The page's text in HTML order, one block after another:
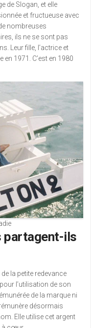
de Slogan, et elle
et fructueuse avec
nombreuses
ils ne se sont pas
Leur fille, l’actrice et
1971. C’est en 1980
partagent-ils
la petite redevance
l’utilisation de son
de la marque ni
désormais
Elle utilise cet argent